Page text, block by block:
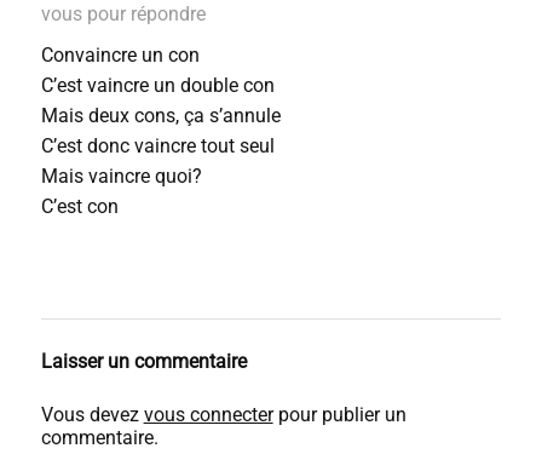
vous pour répondre
Convaincre un con
C’est vaincre un double con
Mais deux cons, ça s’annule
C’est donc vaincre tout seul
Mais vaincre quoi?
C’est con
Laisser un commentaire
Vous devez vous connecterpour publier un
commentaire.